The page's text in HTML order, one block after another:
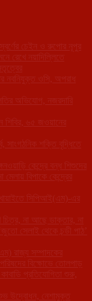
চেইন ও রুপোর নূপুর
রেখে নয়াদিল্লিতে
নবনিযুক্ত ওসি, অপরাধ
অভিযোগ, নজরদারি
শিবির, ৬৫ জওয়ানের
সাংগঠনিক শক্তি বৃদ্ধিতে
কেন্দ্রে বন্ধ শিশুদের
বিপাকে কেন্দ্রের
সিপিআই(এম)-এর
চিত্র, না আছে ডাক্তার, না
সেলাই থেকে চন্ডী পাঠ’
রাজ্য সম্পাদকের
বিক্ষোভে তোলপাড়
প্রতিযোগিতা শুরু,
উদ্বোধন, নেশামুক্ত